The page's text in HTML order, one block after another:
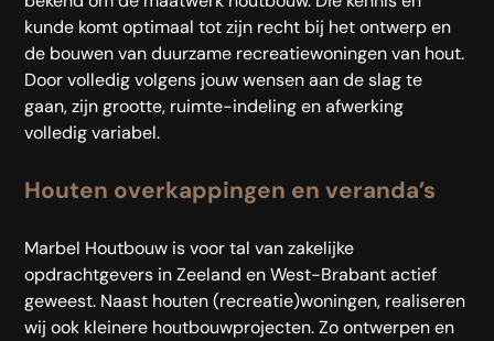
kunde komt optimaal tot zijn recht bij het ontwerp en
de bouwen van duurzame recreatiewoningen van hout.
Door volledig volgens jouw wensen aan de slag te
gaan, zijn grootte, ruimte-indeling en afwerking
volledig variabel.
Houten overkappingen en veranda’s
Marbel Houtbouw is voor tal van zakelijke
opdrachtgevers in Zeeland en West-Brabant actief
geweest. Naast houten (recreatie)woningen, realiseren
wij ook kleinere houtbouwprojecten. Zo ontwerpen en